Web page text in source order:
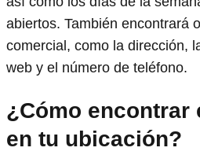
abiertos. También encontrará
comercial, como la dirección,
web y el número de teléfono.
¿Cómo encontrar
en tu ubicación?